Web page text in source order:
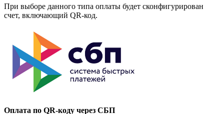
При выборе данного типа оплаты будет сконфигурирован
счет, включающий QR-код.
Оплата по QR-коду через СБП